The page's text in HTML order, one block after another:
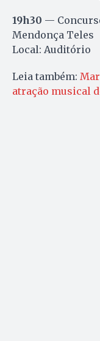
19h30 —
Mendonça Teles
Local: Auditório
Leia também:
atração musical